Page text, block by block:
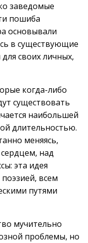
заведомые
пошиба
основывали
в существующие
своих личных,
когда-либо
существовать
наибольшей
длительностью.
меняясь,
над
эта идея
всем
путями
мучительно
проблемы, но